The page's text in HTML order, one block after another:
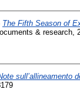
The Fifth Season of
& research,
sull’allineamento